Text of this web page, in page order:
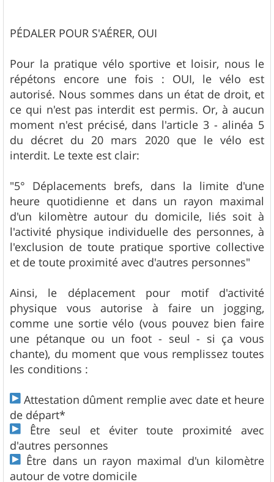
PÉDALER POUR S'AÉRER, OUI
Pour la pratique vélo sportive et loisir, nous le
répétons encore une fois : OUI, le vélo est
autorisé. Nous sommes dans un état de droit, et
ce qui n'est pas interdit est permis. Or, à aucun
moment n'est précisé, dans l'article 3 - alinéa 5
du décret du 20 mars 2020 que le vélo est
interdit. Le texte est clair:
"5° Déplacements brefs, dans la limite d'une
heure quotidienne et dans un rayon maximal
d'un kilomètre autour du domicile, liés soit à
l'activité physique individuelle des personnes, à
l'exclusion de toute pratique sportive collective
et de toute proximité avec d'autres personnes"
Ainsi, le déplacement pour motif d'activité
physique vous autorise à faire un jogging,
comme une sortie vélo (vous pouvez bien faire
une pétanque ou un foot - seul - si ça vous
chante), du moment que vous remplissez toutes
les conditions :
Attestation dûment remplie avec date et heure
de départ*
Être seul et éviter toute proximité avec
d'autres personnes
Être dans un rayon maximal d'un kilomètre
autour de votre domicile